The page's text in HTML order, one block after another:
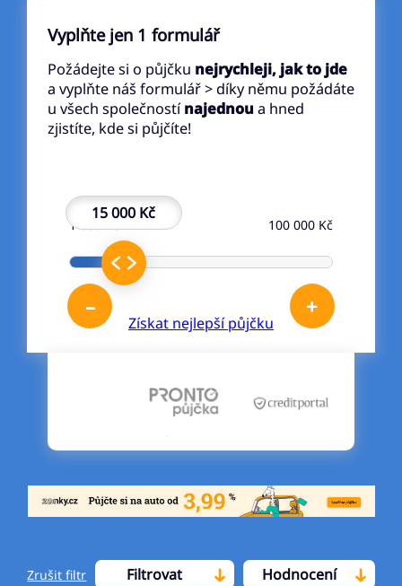
Vyplňte jen 1 formulář
Požádejte si o půjčku nejrychleji, jak to jde
a vyplňte náš formulář > díky němu požádáte
u všech společnostínajednou a hned
zjistíte, kde si půjčíte!
15 000 Kč
– +
1 000 Kč 100 000 Kč
Získat nejlepší půjčku
Zrušit filtr Filtrovat Hodnocení